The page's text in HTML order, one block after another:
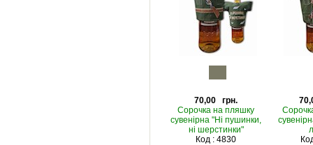
70,00 грн.
Сорочка на пляшку
сувенірна "Ні пушинки,
ні шерстинки"
Код : 4830